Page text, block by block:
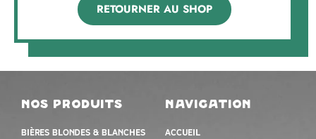
RETOURNER AU SHOP
nos produits
Bières blondes & blanches
navigation
Accueil